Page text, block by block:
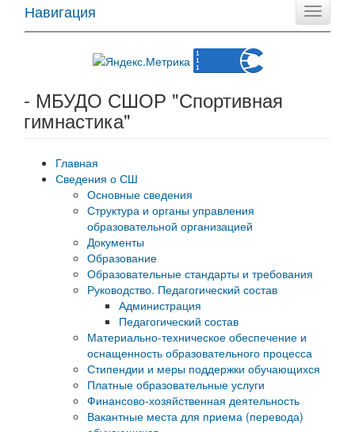
Toggle
Навигация
- МБУДО СШОР "Спортивная
гимнастика"
Главная
Сведения о СШ
Основные сведения
Структура и органы управления
образовательной организацией
Документы
Образование
Образовательные стандарты и требования
Руководство. Педагогический состав
Администрация
Педагогический состав
Материально-техническое обеспечение и
оснащенность образовательного процесса
Стипендии и меры поддержки обучающихся
Платные образовательные услуги
Финансово-хозяйственная деятельность
Вакантные места для приема (перевода)